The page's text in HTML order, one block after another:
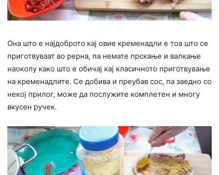
Она што е најдоброто кај овие кременадли е тоа што се
приготвуваат во рерна, па немате прскање и валкање
наоколу како што е обичај кај класичното приготвување
на кременадлите. Се добива и преубав сос, па заедно со
некој прилог, може да послужите комплетен и многу
вкусен ручек.